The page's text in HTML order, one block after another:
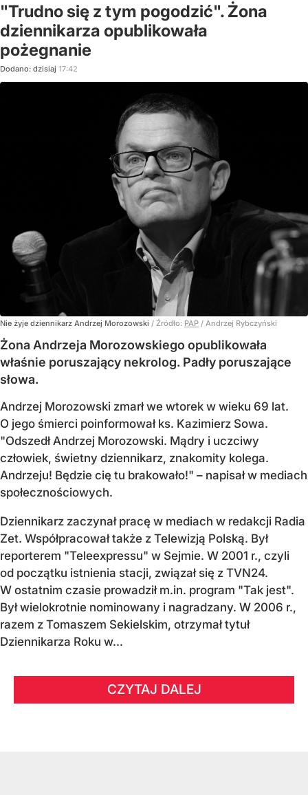
"Trudno się z tym pogodzić". Żona
dziennikarza opublikowała
pożegnanie
Dodano: dzisiaj 17:42
Nie żyje dziennikarz Andrzej Morozowski / Źródło: PAP / Andrzej Rybczyński
Żona Andrzeja Morozowskiego opublikowała
właśnie poruszający nekrolog. Padły poruszające
słowa.
Andrzej Morozowski zmarł we wtorek w wieku 69 lat.
O jego śmierci poinformował ks. Kazimierz Sowa.
"Odszedł Andrzej Morozowski. Mądry i uczciwy
człowiek, świetny dziennikarz, znakomity kolega.
Andrzeju! Będzie cię tu brakowało!" – napisał w mediach
społecznościowych.
Dziennikarz zaczynał pracę w mediach w redakcji Radia
Zet. Współpracował także z Telewizją Polską. Był
reporterem "Teleexpressu" w Sejmie. W 2001 r., czyli
od początku istnienia stacji, związał się z TVN24.
W ostatnim czasie prowadził m.in. program "Tak jest".
Był wielokrotnie nominowany i nagradzany. W 2006 r.,
razem z Tomaszem Sekielskim, otrzymał tytuł
Dziennikarza Roku w...
CZYTAJ DALEJ